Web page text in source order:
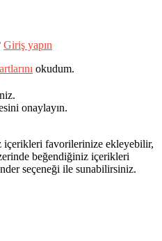
Giriş yapın
okudum.
onaylayın.
içerikleri favorilerinize ekleyebilir,
beğendiğiniz içerikleri
seçeneği ile sunabilirsiniz.